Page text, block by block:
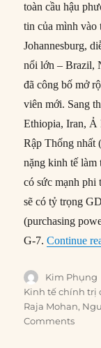
toàn cầu hậu
tin của mình
Johannesburg,
nổi lớn – Brazil,
đã công bố mở
viên mới. Sang
Ethiopia, Iran, Ả
Rập Thống nhất
nặng kinh tế
có sức mạnh phi
sẽ có tỷ trọng
(purchasing
G-7.Continue
Author
Kim Phụng
Kinh tế chính trị
Raja Mohan,
Comments